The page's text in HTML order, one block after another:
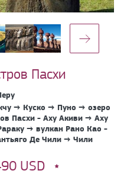
Пасхи
→ Куско → Пуно → озеро
Пасхи - Аху Акиви → Аху
→ вулкан Рано Као -
Де Чили → Чили
USD